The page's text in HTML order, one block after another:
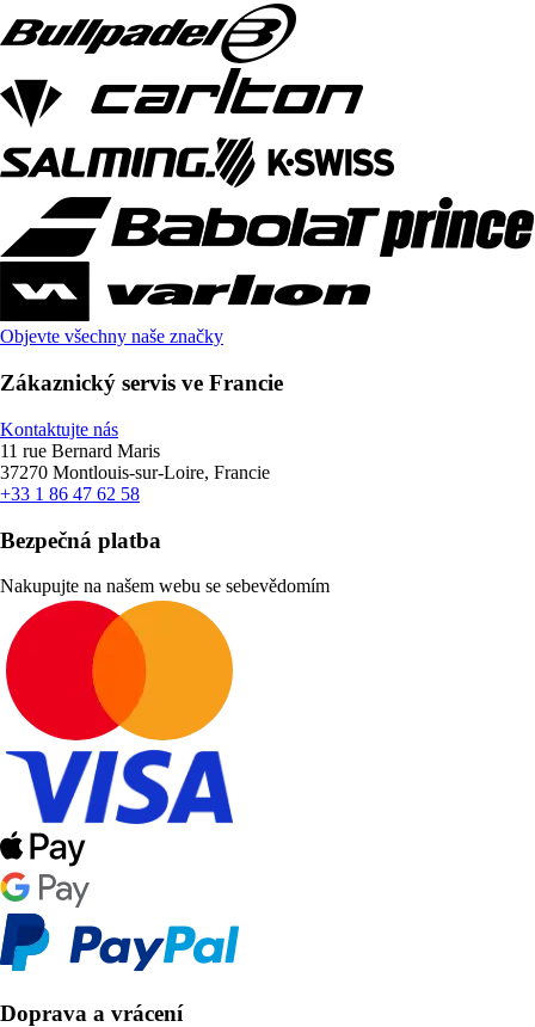
Objevte všechny naše značky
Zákaznický servis ve Francie
Kontaktujte nás
11 rue Bernard Maris
37270 Montlouis-sur-Loire, Francie
+33 1 86 47 62 58
Bezpečná platba
Nakupujte na našem webu se sebevědomím
Doprava a vrácení